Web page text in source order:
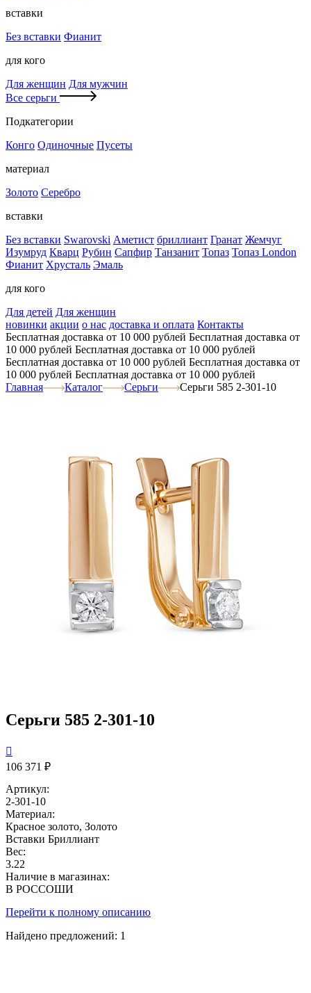
вставки
Без вставки Фианит
для кого
Для женщин Для мужчин
Все серьги
Подкатегории
Конго Одиночные Пусеты
материал
Золото Серебро
вставки
Без вставки Swarovski Аметист бриллиант Гранат Жемчуг
Изумруд Кварц Рубин Сапфир Танзанит Топаз Топаз London
Фианит Хрусталь Эмаль
для кого
Для детей Для женщин
новинки акции о нас доставка и оплата Контакты
Бесплатная доставка от 10 000 рублей Бесплатная доставка от
10 000 рублей Бесплатная доставка от 10 000 рублей
Бесплатная доставка от 10 000 рублей Бесплатная доставка от
10 000 рублей Бесплатная доставка от 10 000 рублей
Главная
Каталог Серьги Серьги 585 2-301-10
Серьги 585 2-301-10

106 371 ₽
Артикул:
2-301-10
Материал:
Красное золото, Золото
Вставки Бриллиант
Вес:
3.22
Наличие в магазинах:
В РОССОШИ
Перейти к полному описанию
Найдено предложений: 1